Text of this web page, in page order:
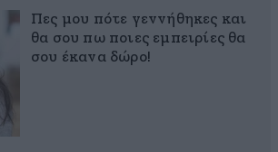
Πες μου πότε γεννήθηκες και
θα σου πω ποιες εμπειρίες θα
σου έκανα δώρο!